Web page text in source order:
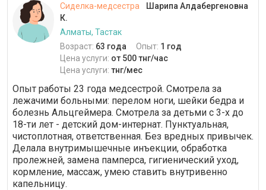
Сиделка-медсестра
Шарипа Алдабергеновна
К.
Алматы, Тастак
Возраст: 63 года Опыт: 1 год
Цена услуги: от 500 тнг/час
Цена услуги: тнг/мес
Опыт работы 23 года медсестрой. Смотрела за
лежачими больными: перелом ноги, шейки бедра и
болезнь Альцгеймера. Смотрела за детьми с 3-х до
18-ти лет - детский дом-интернат. Пунктуальная,
чистоплотная, ответственная. Без вредных привычек.
Делала внутримышечные инъекции, обработка
пролежней, замена памперса, гигиенический уход,
кормление, массаж, умею ставить внутривенно
капельницу.